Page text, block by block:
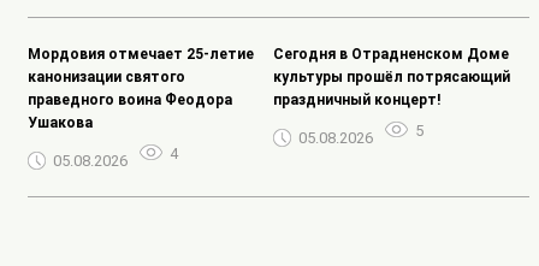
Мордовия отмечает 25-летие
канонизации святого
праведного воина Феодора
Ушакова
05.08.2026 4
Сегодня в Отрадненском Доме
культуры прошёл потрясающий
праздничный концерт!
05.08.2026 5